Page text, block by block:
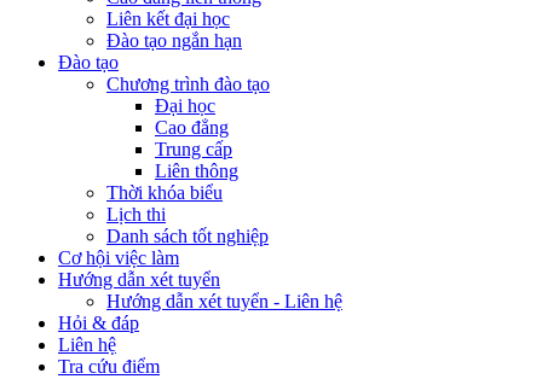
Liên kết đại học
Đào tạo ngắn hạn
Đào tạo
Chương trình đào tạo
Đại học
Cao đẳng
Trung cấp
Liên thông
Thời khóa biểu
Lịch thi
Danh sách tốt nghiệp
Cơ hội việc làm
Hướng dẫn xét tuyển
Hướng dẫn xét tuyển - Liên hệ
Hỏi & đáp
Liên hệ
Tra cứu điểm